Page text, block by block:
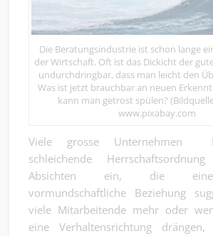
Die Beratungsindustrie ist schon lange
der Wirtschaft. Oft ist das Dickicht der
undurchdringbar, dass man leicht den
Was ist jetzt brauchbar an neuen
kann man getrost spülen?
www.pixabay.com
Viele grosse Unternehmen
schleichende
Absichten ein, die
vormundschaftliche Beziehung
viele Mitarbeitende mehr oder
eine Verhaltensrichtung